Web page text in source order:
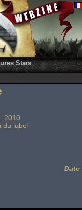
Stars
: 2010
du label